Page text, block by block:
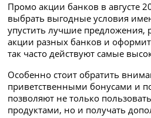
Промо акции банков в августе
выбрать выгодные условия
упустить лучшие предложения,
акции разных банков и
так часто действуют самые
Особенно стоит обратить
приветственными бонусами и
позволяют не только
продуктами, но и получать